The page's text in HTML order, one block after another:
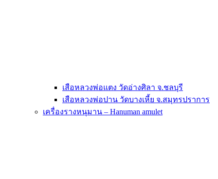
เสือหลวงพ่อแตง วัดอ่างศิลา จ.ชลบุรี
เสือหลวงพ่อปาน วัดบางเหี้ย จ.สมุทรปราการ
เครื่องรางหนุมาน – Hanuman amulet